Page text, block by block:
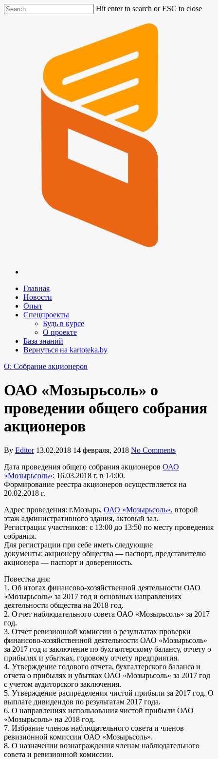
Hit enter to search or ESC to close
Главная
Новости
Опыт
Спецпроекты
Будь в курсе
О проекте
База знаний
Вернуться на kartoteka.by
O: Собрание акционеров
ОАО «Мозырьсоль» о
проведении общего собрания
акционеров
By Editor 13.02.2018 14 февраля, 2018 No Comments
Дата проведения общего собрания акционеров ОАО
«Мозырьсоль»: 16.03.2018 г. в 14:00.
Формирование реестра акционеров осуществляется на
20.02.2018 г.
Адрес проведения: г.Мозырь, ОАО «Мозырьсоль», второй
этаж административного здания, актовый зал.
Регистрация участников: с 13:00 до 13:50 по месту проведения
собрания.
Для регистрации при себе иметь следующие
документы: акционеру общества — паспорт, представителю
акционера — паспорт и доверенность.
Повестка дня:
1. Об итогах финансово-хозяйственной деятельности ОАО
«Мозырьсоль» за 2017 год и основных направлениях
деятельности общества на 2018 год.
2. Отчет наблюдательного совета ОАО «Мозырьсоль» за 2017
год.
3. Отчет ревизионной комиссии о результатах проверки
финансово-хозяйственной деятельности ОАО «Мозырьсоль»
за 2017 год и заключение по бухгалтерскому балансу, отчету о
прибылях и убытках, годовому отчету предприятия.
4. Утверждение годового отчета, бухгалтерского баланса и
отчета о прибылях и убытках ОАО «Мозырьсоль» за 2017 год
с учетом аудиторского заключения.
5. Утверждение распределения чистой прибыли за 2017 год. О
выплате дивидендов по результатам 2017 года.
6. О направлениях использования чистой прибыли ОАО
«Мозырьсоль» на 2018 год.
7. Избрание членов наблюдательного совета и членов
ревизионной комиссии ОАО «Мозырьсоль».
8. О назначении вознаграждения членам наблюдательного
совета и ревизионной комиссии.